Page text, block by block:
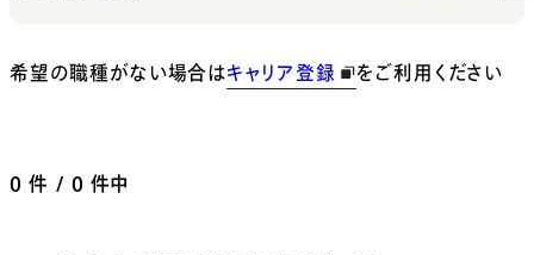
希望の職種がない場合はキャリア登録 をご利用ください
0 件 / 0 件中